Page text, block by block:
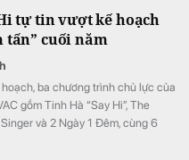
tự tin vượt kế hoạch
cuối năm
ba chương trình chủ lực của
gồm Tinh Hà “Say Hi”, The
và 2 Ngày 1 Đêm, cùng 6